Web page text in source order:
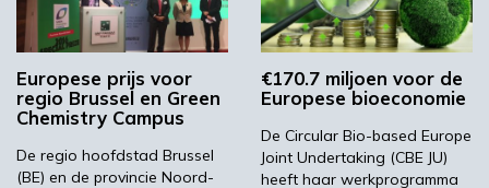
verminderen
Als onderdeel van haar
duurzaamheidsdoelstellingen legt CBE JU de
nadruk op het opschalen van circulaire
technologieën, het efficiënter gebruik van
Europese prijs voor
regio Brussel en Green
Chemistry Campus
De regio hoofdstad Brussel
(BE) en de provincie Noord-
€170.7 miljoen voor de
Europese bioeconomie
De Circular Bio-based Europe
Joint Undertaking (CBE JU)
heeft haar werkprogramma